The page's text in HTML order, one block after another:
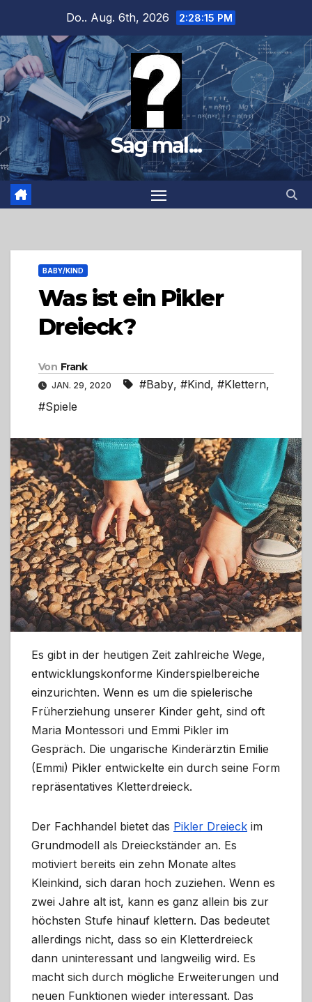
springen
Do.. Aug. 6th, 2026 2:28:16 PM
Sag mal...
BABY/KIND
Was ist ein Pikler
Dreieck?
Von Frank
JAN. 29, 2020 #Baby, #Kind, #Klettern,
#Spiele
Es gibt in der heutigen Zeit zahlreiche Wege,
entwicklungskonforme Kinderspielbereiche
einzurichten. Wenn es um die spielerische
Früherziehung unserer Kinder geht, sind oft
Maria Montessori und Emmi Pikler im
Gespräch. Die ungarische Kinderärztin Emilie
(Emmi) Pikler entwickelte ein durch seine Form
repräsentatives Kletterdreieck.
Der Fachhandel bietet das Pikler Dreieck im
Grundmodell als Dreieckständer an. Es
motiviert bereits ein zehn Monate altes
Kleinkind, sich daran hoch zuziehen. Wenn es
zwei Jahre alt ist, kann es ganz allein bis zur
höchsten Stufe hinauf klettern. Das bedeutet
allerdings nicht, dass so ein Kletterdreieck
dann uninteressant und langweilig wird. Es
macht sich durch mögliche Erweiterungen und
neuen Funktionen wieder interessant. Das